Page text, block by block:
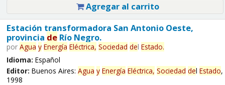
Agregar al carrito
Estación transformadora San Antonio Oeste,
provincia deRío Negro.
por Agua y Energía Eléctrica, Sociedad del Estado.
Idioma: Español
Editor: Buenos Aires: Agua y Energía Eléctrica, Sociedad del Estado,
1998